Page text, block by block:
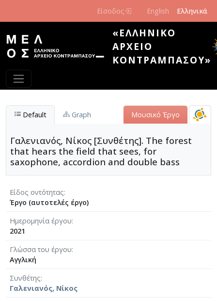
Είσοδος English Ελληνικά
«ΕΛΛΗΝΙΚΌ
ΑΡΧΕΊΟ
ΚΟΝΤΡΑΜΠΆΣΟΥ»
Default Graph Μουσικό Έργο
Γαλενιανός, Νίκος [Συνθέτης]. The forest
that hears the field that sees, for
saxophone, accordion and double bass
Είδος οντότητας
Έργο (αυτοτελές έργο)
Ημερομηνία έργου
2021
Γλώσσα του έργου
Αγγλική
Συνθέτης
Γαλενιανός, Νίκος